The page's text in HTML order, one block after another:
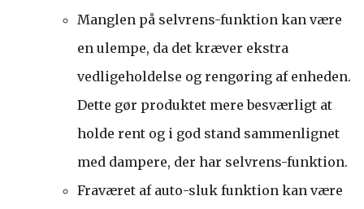
Manglen på selvrens-funktion kan være
en ulempe, da det kræver ekstra
vedligeholdelse og rengøring af enheden.
Dette gør produktet mere besværligt at
holde rent og i god stand sammenlignet
med dampere, der har selvrens-funktion.
Fraværet af auto-sluk funktion kan være